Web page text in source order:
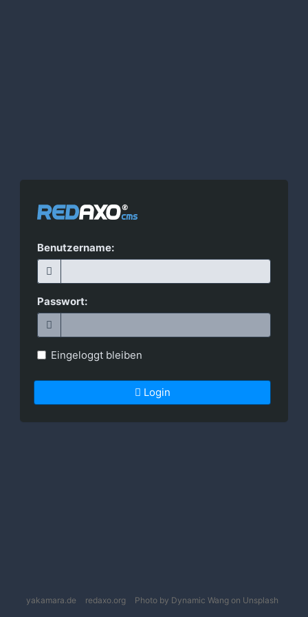
Benutzername:
Passwort:
Eingeloggt bleiben
Login
yakamara.de redaxo.org Photo by Dynamic Wang on Unsplash